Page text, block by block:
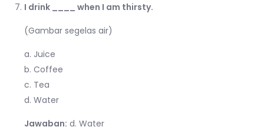
I drink ____ when I am thirsty.
(Gambar segelas air)
a. Juice
b. Coffee
c. Tea
d. Water
Jawaban: d. Water